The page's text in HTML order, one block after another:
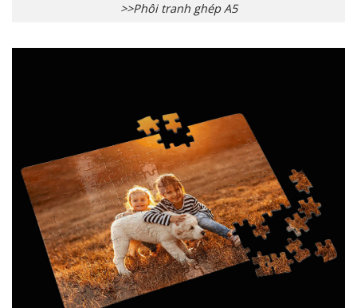
>>Phôi tranh ghép A5